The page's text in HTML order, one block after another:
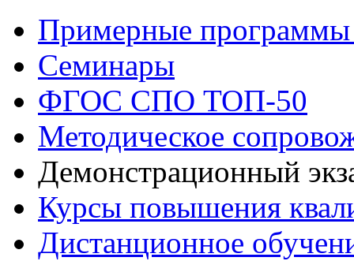
Примерные
Семинары
ФГОС СПО ТОП-50
Методическое
Демонстрационный
Курсы повышения
Дистанционное